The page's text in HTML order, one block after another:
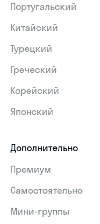
Португальский
Китайский
Турецкий
Греческий
Корейский
Японский
Дополнительно
Премиум
Самостоятельно
Мини-группы